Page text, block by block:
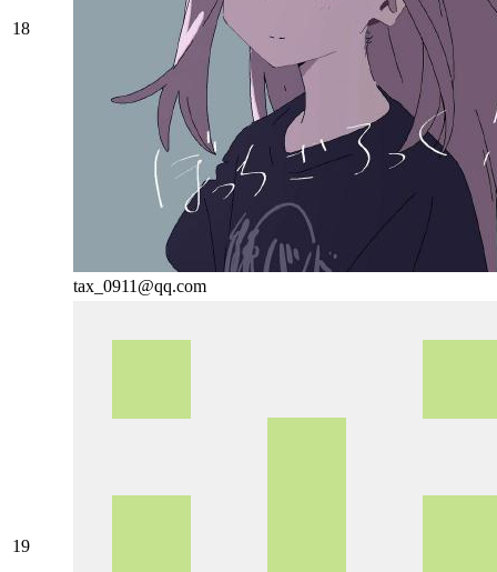
18
tax_0911@qq.com
19